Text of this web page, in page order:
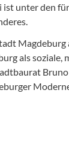
unter den
als